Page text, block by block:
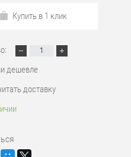
Купить в 1 клик
дешевле
доставку